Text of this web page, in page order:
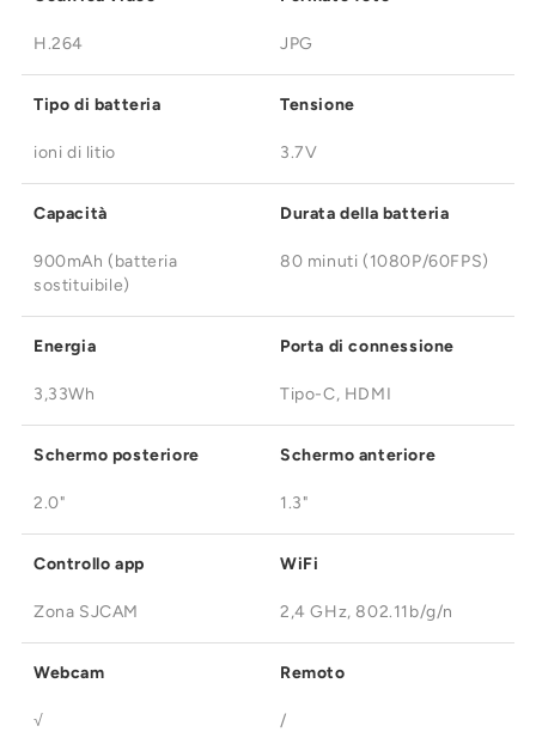
H.264 JPG
Tipo di batteria
ioni di litio
Tensione
3.7V
Capacità
900mAh (batteria
sostituibile)
Durata della batteria
80 minuti (1080P/60FPS)
Energia
3,33Wh
Porta di connessione
Tipo-C, HDMI
Schermo posteriore
2.0"
Schermo anteriore
1.3"
Controllo app
Zona SJCAM
WiFi
2,4 GHz, 802.11b/g/n
Webcam
√
Remoto
/